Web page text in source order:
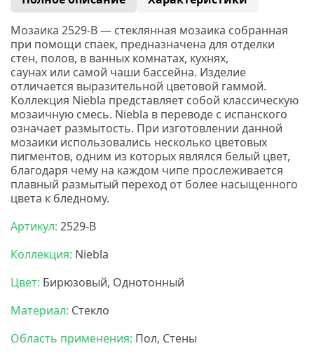
Мозаика 2529-В — стеклянная мозаика собранная
при помощи спаек, предназначена для отделки
стен, полов, в ванных комнатах, кухнях,
саунах или самой чаши бассейна. Изделие
отличается выразительной цветовой гаммой.
Коллекция Niebla представляет собой классическую
мозаичную смесь. Niebla в переводе с испанского
означает размытость. При изготовлении данной
мозаики использовались несколько цветовых
пигментов, одним из которых являлся белый цвет,
благодаря чему на каждом чипе прослеживается
плавный размытый переход от более насыщенного
цвета к бледному.
Артикул: 2529-В
Коллекция: Niebla
Цвет: Бирюзовый, Однотонный
Материал: Стекло
Область применения: Пол, Стены